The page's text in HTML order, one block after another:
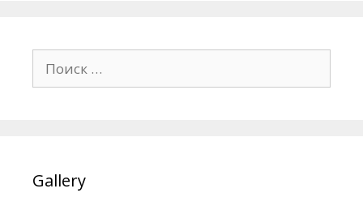
Gallery